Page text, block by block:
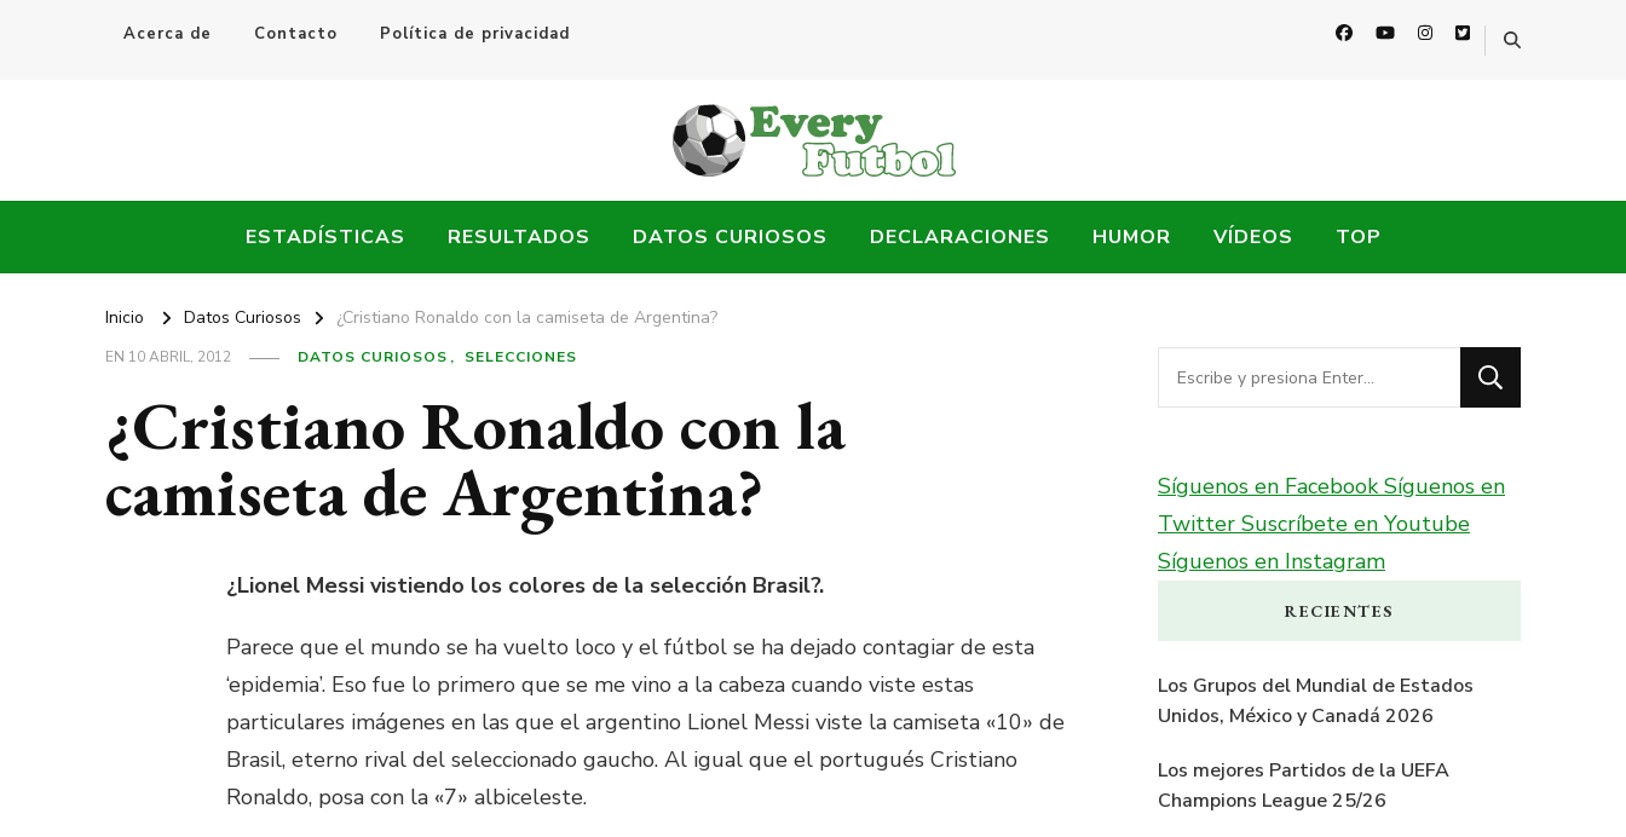
Acerca de Contacto Política de privacidad
Every Fútbol
ESTADÍSTICAS RESULTADOS DATOS CURIOSOS DECLARACIONES HUMOR VÍDEOS TOP
Inicio Datos Curiosos ¿Cristiano Ronaldo con la camiseta de Argentina?
EN 10 ABRIL, 2012 DATOS CURIOSOS SELECCIONES
¿Cristiano Ronaldo con la
camiseta de Argentina?
¿Lionel Messi vistiendo los colores de la selección Brasil?.
Parece que el mundo se ha vuelto loco y el fútbol se ha dejado contagiar de esta
‘epidemia’. Eso fue lo primero que se me vino a la cabeza cuando viste estas
particulares imágenes en las que el argentino Lionel Messi viste la camiseta «10» de
Brasil, eterno rival del seleccionado gaucho. Al igual que el portugués Cristiano
Ronaldo, posa con la «7» albiceleste.
¿Buscas
algo?
Síguenos en FacebookSíguenos en
Twitter Suscríbete en Youtube
Síguenos en Instagram
RECIENTES
Los Grupos del Mundial de Estados
Unidos, México y Canadá 2026
Los mejores Partidos de la UEFA
Champions League 25/26